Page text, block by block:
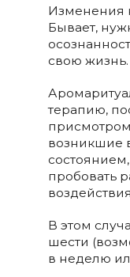
Изменения
Бывает,
свою жизнь.
терапию,
возникшие
пробовать
В этом
шести
в неделю